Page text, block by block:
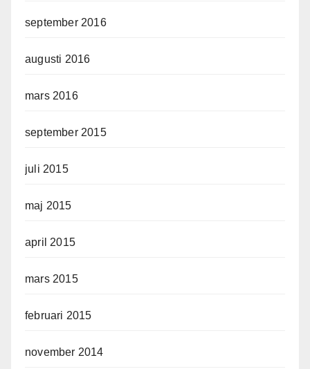
september 2016
augusti 2016
mars 2016
september 2015
juli 2015
maj 2015
april 2015
mars 2015
februari 2015
november 2014